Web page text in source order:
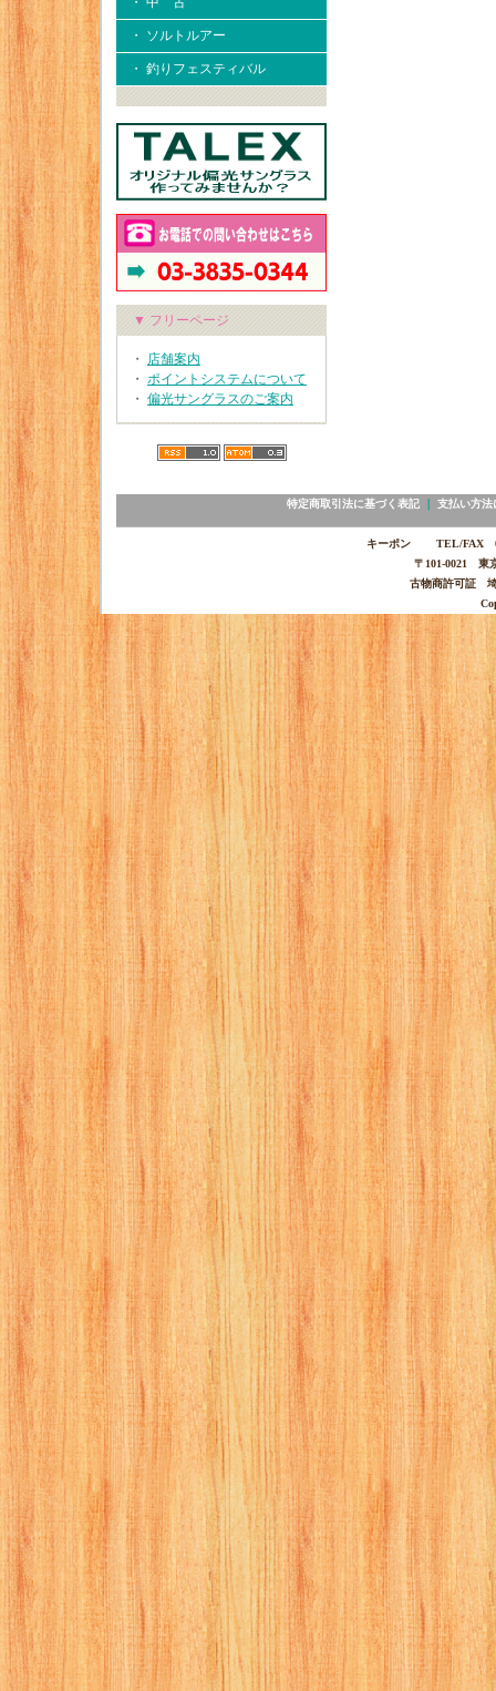
・ ソルトルアー
・ 釣りフェスティバル
▼ フリーページ
・ 店舗案内
・ ポイントシステムについて
・ 偏光サングラスのご案内
特定商取引法に基づく表記｜ 支払い方法
キーポン TEL/FAX
〒101-0021 東
古物商許可証